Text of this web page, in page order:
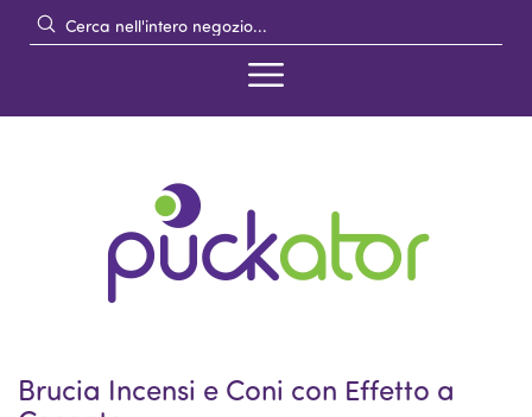
Brucia Incensi e Coni con Effetto a